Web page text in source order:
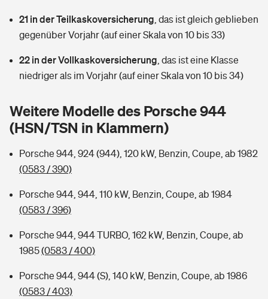
Sie haben Fragen?
Restkreditversicherung
Hochwasser-Check: Wie gefährdet ist Ihr Haus?
Wer versichert was: Jetzt Versicherer finden
Sie haben Fragen?
Hundehalter-Haftpflicht
Private Cyberversicherung
Musikinstrumentenversicherung
Zur Übersicht
Tools
Kinderunfall-Check: Mehr Sicherheit für deine Kids
Tools
Wer versichert was: Jetzt Versicherer finden
Sie haben Fragen?
Rentenrechner: Wie viel Geld bekomme ich im Alter?
21 in der Teilkaskoversicherung das ist gleich geblieben
gegenüber Vorjahr (auf einer Skala von 10 bis 33)
22 in der Vollkaskoversicherung das ist eine Klasse
niedriger als im Vorjahr (auf einer Skala von 10 bis 34)
Weitere Modelle des Porsche 944
(HSN/TSN in Klammern)
Porsche 944, 924 (944), 120 kW, Benzin, Coupe, ab 1982
(0583 / 390)
Porsche 944, 944, 110 kW, Benzin, Coupe, ab 1984
(0583 / 396)
Porsche 944, 944 TURBO, 162 kW, Benzin, Coupe, ab
1985(0583 / 400)
Porsche 944, 944 (S), 140 kW, Benzin, Coupe, ab 1986
(0583 / 403)